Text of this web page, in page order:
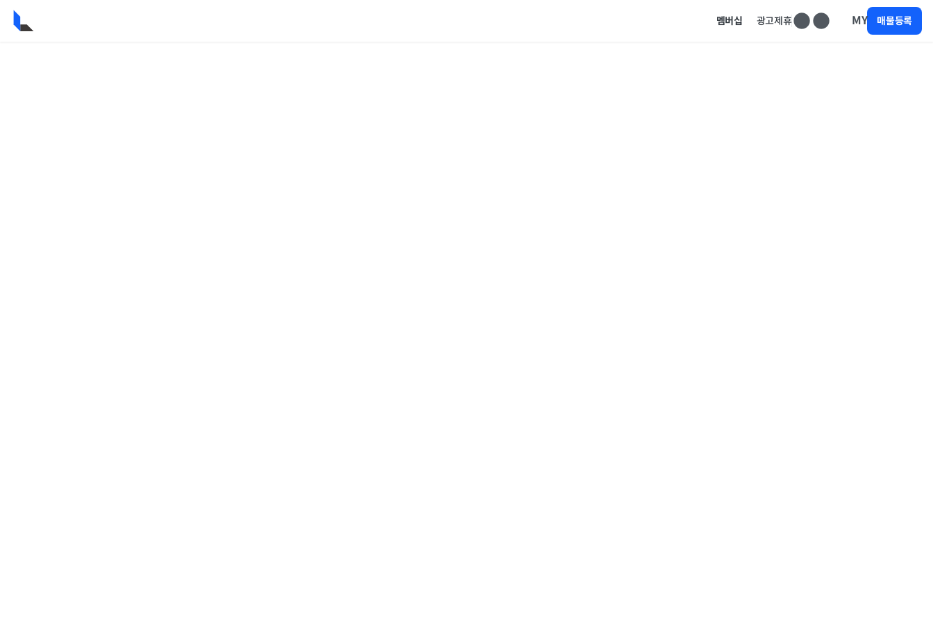
멤버십 광고제휴 MY 매물등록